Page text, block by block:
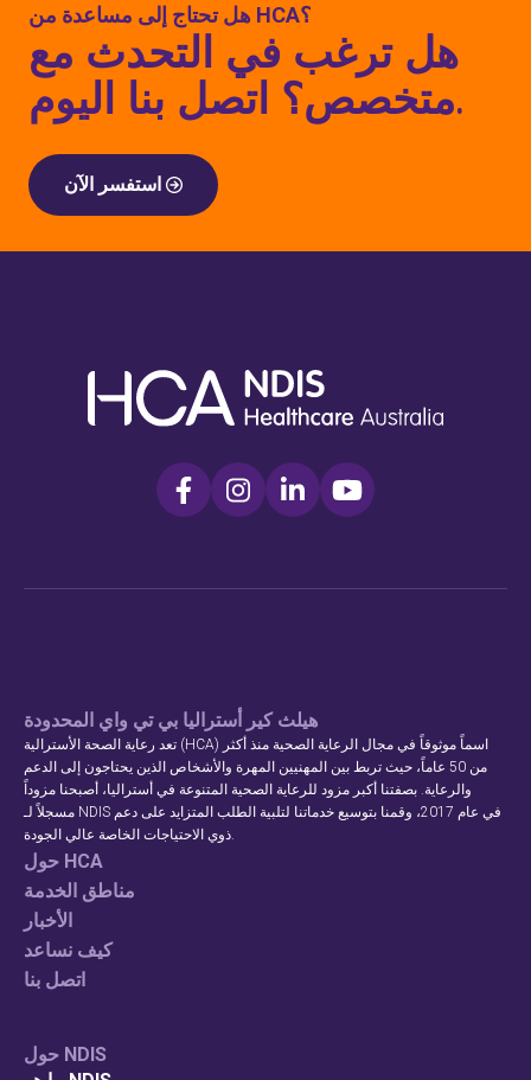
هل تحتاج إلى مساعدة من HCA؟
هل ترغب في التحدث مع
متخصص؟ اتصل بنا اليوم.
هيلث كير أستراليا بي تي واي المحدودة
تعد رعاية الصحة الأسترالية (HCA) اسماً موثوقاً في مجال الرعاية الصحية منذ أكثر
من 50 عاماً، حيث تربط بين المهنيين المهرة والأشخاص الذين يحتاجون إلى الدعم
والرعاية. بصفتنا أكبر مزود للرعاية الصحية المتنوعة في أستراليا، أصبحنا مزوداً
مسجلاً لـ NDIS في عام 2017، وقمنا بتوسيع خدماتنا لتلبية الطلب المتزايد على دعم
ذوي الاحتياجات الخاصة عالي الجودة.
حول HCA
مناطق الخدمة
الأخبار
كيف نساعد
اتصل بنا
حول NDIS